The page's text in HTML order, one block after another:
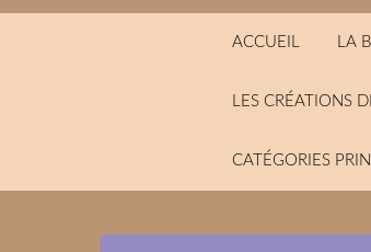
ACCUEIL LA
LES CRÉATIONS
CATÉGORIES